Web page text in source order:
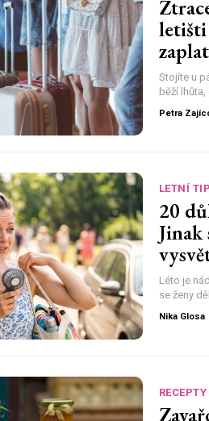
letišti
Stojíte u
běží
Petra
LETNÍ
20
Jinak
Léto je
se ženy
Nika Glosa
RECEPTY